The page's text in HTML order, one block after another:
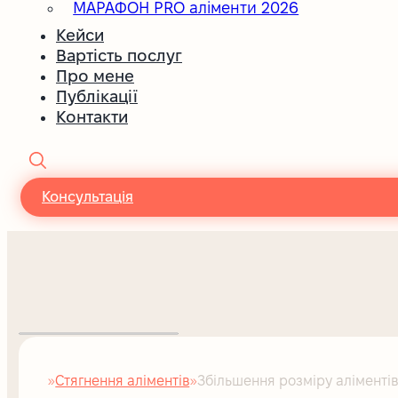
МАРАФОН PRO аліменти 2026
Кейси
Вартість послуг
Про мене
Публікації
Контакти
Консультація
Головна
Стягнення аліментів Збільшення розміру аліментів